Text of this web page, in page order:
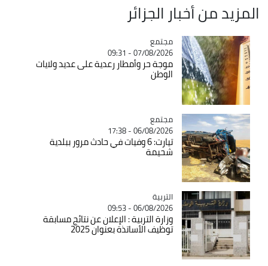
المزيد من أخبار الجزائر
Catégorie
مجتمع
07/08/2026 - 09:31
موجة حر وأمطار رعدية على عديد ولايات
الوطن
Catégorie
مجتمع
06/08/2026 - 17:38
تيارت: 6 وفيات في حادث مرور ببلدية
شحيمة
Catégorie
التربية
06/08/2026 - 09:53
وزارة التربية : الإعلان عن نتائج مسابقة
توظيف الأساتذة بعنوان 2025